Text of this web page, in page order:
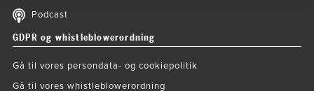
Podcast
GDPR og whistleblowerordning
Gå til vores persondata- og cookiepolitik
Gå til vores whistleblowerordning